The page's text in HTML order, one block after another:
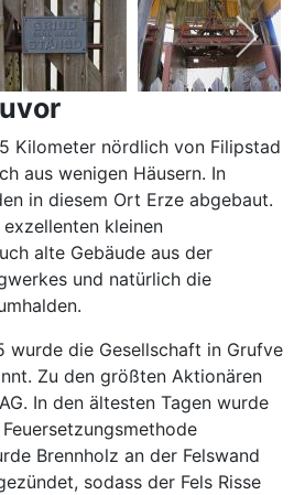
Kilometer nördlich von Filipstad
aus wenigen Häusern. In
in diesem Ort Erze abgebaut.
kleinen
alte Gebäude aus der
und natürlich die
wurde die Gesellschaft in Grufve
Zu den größten Aktionären
In den ältesten Tagen wurde
Brennholz an der Felswand
sodass der Fels Risse